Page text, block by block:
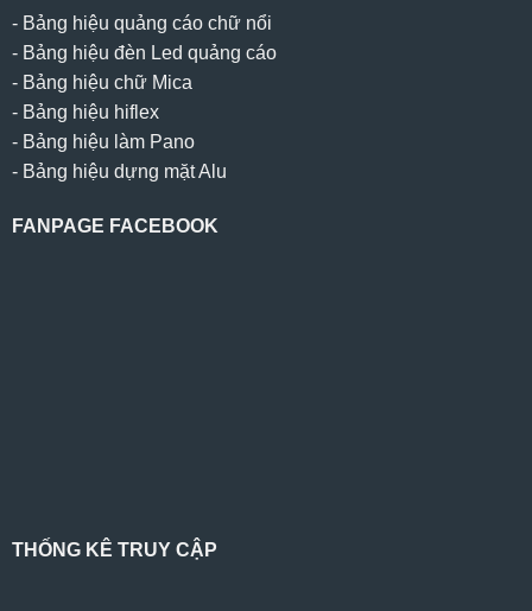
- Bảng hiệu quảng cáo chữ nổi
- Bảng hiệu đèn Led quảng cáo
- Bảng hiệu chữ Mica
- Bảng hiệu hiflex
- Bảng hiệu làm Pano
- Bảng hiệu dựng mặt Alu
FANPAGE FACEBOOK
THỐNG KÊ TRUY CẬP